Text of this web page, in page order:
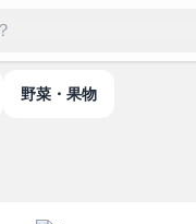
野菜・果物